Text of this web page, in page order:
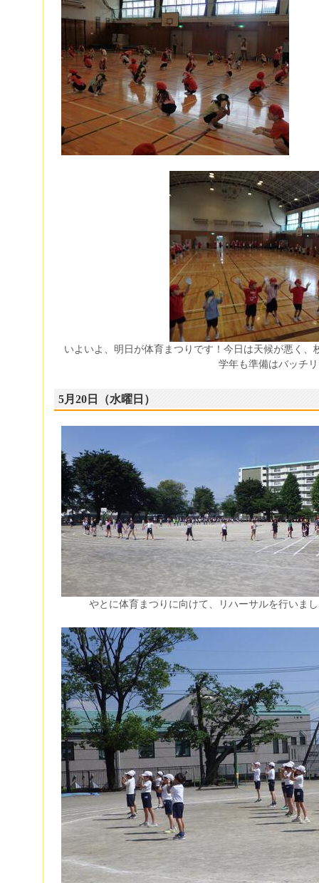
いよいよ、明日が体育まつりです！今日は天候が悪く
学年も準備はバッチ
5月20日（水曜日）
やとに体育まつりに向けて、リハーサルを行いま